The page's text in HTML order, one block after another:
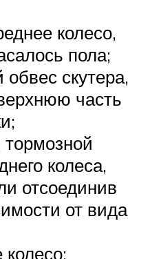
колесо,
пола;
скутера,
часть
колеса,
отсоединив
от вида
колесо;